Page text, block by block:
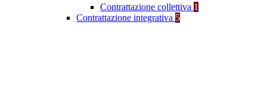
Contrattazione collettiva 1
Contrattazione integrativa 5